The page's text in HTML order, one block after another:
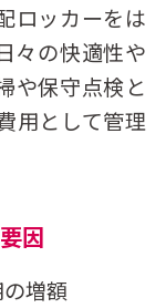
ロッカーをは
々の快適性や
や保守点検と
用として管理
因
増額